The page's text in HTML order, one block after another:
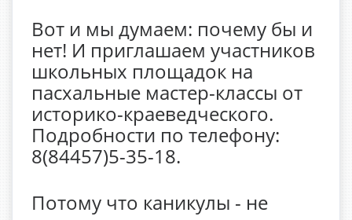
Вот и мы думаем: почему бы и
нет! И приглашаем участников
школьных площадок на
пасхальные мастер-классы от
историко-краеведческого.
Подробности по телефону:
8(84457)5-35-18.
Потому что каникулы - не